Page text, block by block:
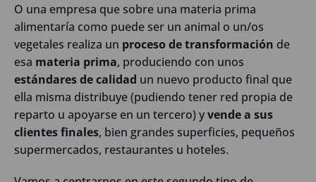
O una empresa que sobre una materia prima
alimentaría como puede ser un animal o un/os
vegetales realiza un proceso de transformación de
esa materia prima, produciendo con unos
estándares de calidad un nuevo producto final que
ella misma distribuye (pudiendo tener red propia de
reparto u apoyarse en un tercero) yvende a sus
clientes finales, bien grandes superficies, pequeños
supermercados, restaurantes u hoteles.